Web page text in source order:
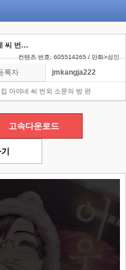
[SSS급][초강츄]ㄴ모 이웃집 아야네 씨 번외 소문의 방 편
컨텐츠 번호: 605514265 / 만화>성인
록자 jmkangja222
아야네 씨 번외 소문의 방 편
고속다운로드